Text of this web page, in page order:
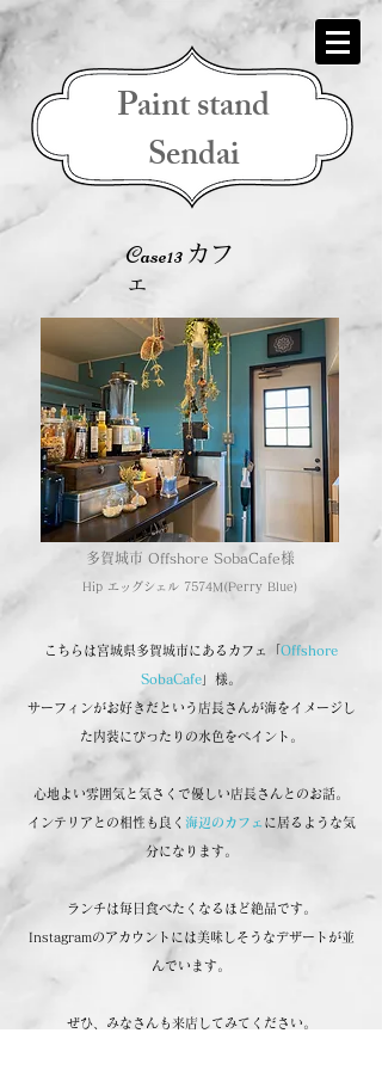
Paint stand
Sendai
Case13 カフ
ェ
​多賀城市 Offshore SobaCafe様
Hip エッグシェル 7574M(Perry Blue)
こちらは宮城県多賀城市にあるカフェ「 Offshore
SobaCafe」様。
サーフィンがお好きだという店長さんが海をイメージし
た内装にぴったりの水色をペイント。
心地よい雰囲気と気さくで優しい店長さんとのお話。
インテリアとの相性も良く 海辺のカフェ に居るような気
分になります。
ランチは毎日食べたくなるほど絶品です。
Instagramのアカウントには美味しそうなデザートが並
んでいます。
ぜひ、みなさんも来店してみてください。